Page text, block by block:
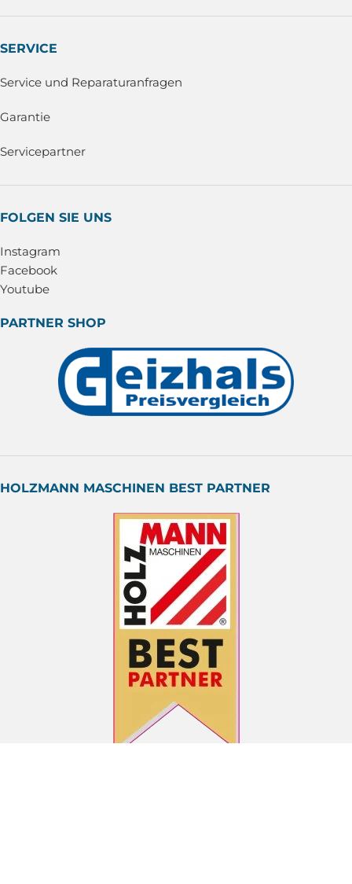
SERVICE
Service und Reparaturanfragen
Garantie
Servicepartner
FOLGEN SIE UNS
Instagram
Facebook
Youtube
PARTNER SHOP
HOLZMANN MASCHINEN BEST PARTNER